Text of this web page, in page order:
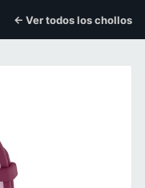
← Ver todos los chollos